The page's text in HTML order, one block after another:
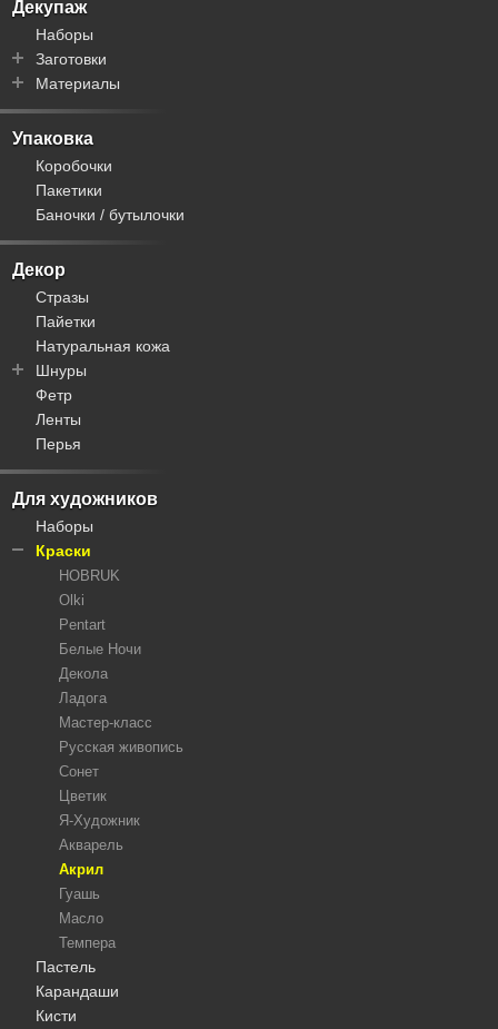
Шелк
Декупаж
Наборы
Заготовки
Часовые механизмы
Салфетки
Браслеты
Доски
Шкатулки
Цифры
Декупажные карты
Фурнитура для шкатулок
Трафареты
Рисовая бумага
Материалы
Краски
Лаки
Кисточки
Упаковка
Коробочки
Пакетики
Баночки / бутылочки
Декор
Стразы
Пайетки
Натуральная кожа
Шнуры
Пандора
Вощеные
Плетеные
Замша / велюр
Кожа
Синтетика
Фетр
Ленты
Перья
Для художников
Наборы
Краски
HOBRUK
Olki
Pentart
Белые Ночи
Декола
Ладога
Мастер-класс
Русская живопись
Сонет
Цветик
Я-Художник
Акварель
Акрил
Гуашь
Масло
Темпера
Пастель
Карандаши
Кисти